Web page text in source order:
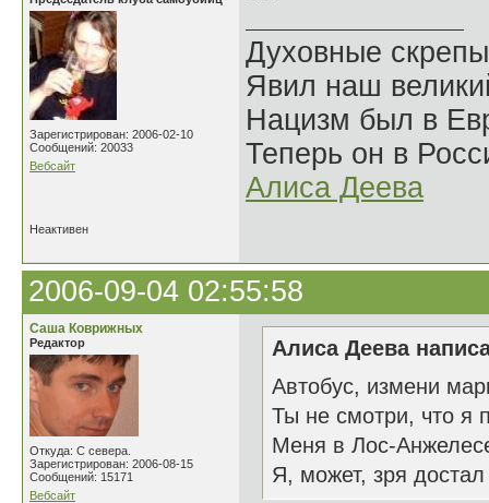
Зарегистрирован: 2006-02-10
Сообщений: 20033
Вебсайт
Духовные
Явил наш
Нацизм был в
Теперь он в
Алиса Деева
Неактивен
2006-09-04 02:55:58
Саша Коврижных
Редактор
Откуда: С севера.
Зарегистрирован: 2006-08-15
Сообщений: 15171
Вебсайт
Алиса Деева
Автобус, измени
Ты не смотри, что я
Меня в Лос-
Я, может, зря достал